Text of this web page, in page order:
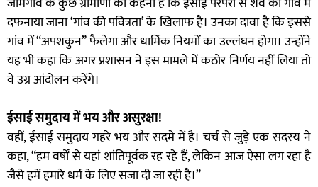
दफनाया जाना ‘गांव की पवित्रता’ के खिलाफ है। उनका दावा है कि इससे
गांव में “अपशकुन” फैलेगा और धार्मिक नियमों का उल्लंघन होगा। उन्होंने
यह भी कहा कि अगर प्रशासन ने इस मामले में कठोर निर्णय नहीं लिया तो
वे उग्र आंदोलन करेंगे।
ईसाई समुदाय में भय और असुरक्षा!
वहीं, ईसाई समुदाय गहरे भय और सदमे में है। चर्च से जुड़े एक सदस्य ने
कहा, “हम वर्षों से यहां शांतिपूर्वक रह रहे हैं, लेकिन आज ऐसा लग रहा है
जैसे हमें हमारे धर्म के लिए सजा दी जा रही है।”